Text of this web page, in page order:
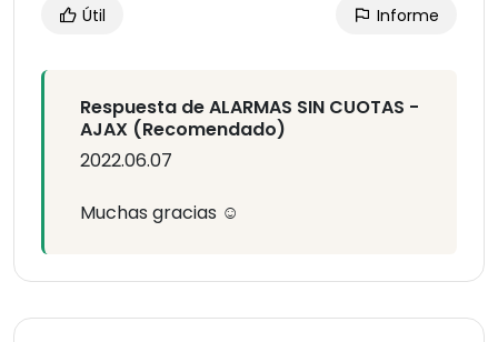
Útil Informe
Respuesta de ALARMAS SIN CUOTAS -
AJAX (Recomendado)
2022.06.07
Muchas gracias ☺️